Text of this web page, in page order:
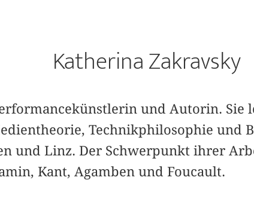
Katherina Zakravsky
und Autorin. Sie
Technikphilosophie und
und Linz. Der Schwerpunkt ihrer
Kant, Agamben und Foucault.